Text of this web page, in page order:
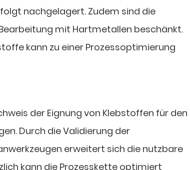
nachgelagert. Zudem sind die
mit Hartmetallen beschänkt.
kann zu einer Prozessoptimierung
der Eignung von Klebstoffen für den
Durch die Validierung der
erweitert sich die nutzbare
kann die Prozesskette optimiert